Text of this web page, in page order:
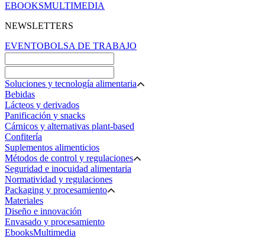
EBOOKSMULTIMEDIA
NEWSLETTERS
EVENTOBOLSA DE TRABAJO
Soluciones y tecnología alimentaria
Bebidas
Lácteos y derivados
Panificación y snacks
Cárnicos y alternativas plant-based
Confitería
Suplementos alimenticios
Métodos de control y regulaciones
Seguridad e inocuidad alimentaria
Normatividad y regulaciones
Packaging y procesamiento
Materiales
Diseño e innovación
Envasado y procesamiento
EbooksMultimedia